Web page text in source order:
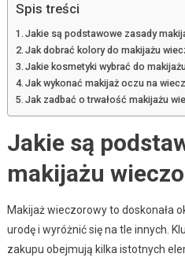
Spis treści
Jakie są podstawowe zasady
Jak dobrać kolory do makijażu
Jakie kosmetyki wybrać do
Jak wykonać makijaż oczu na
Jak zadbać o trwałość makijażu
Jakie są
makijażu
Makijaż wieczorowy to doskonała
urodę i wyróżnić się na tle innych.
zakupu obejmują kilka istotnych